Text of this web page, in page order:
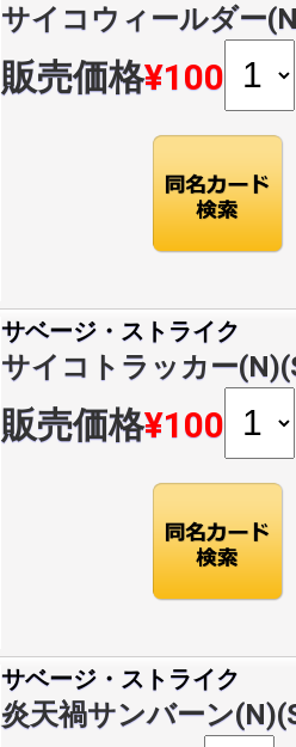
サイコウィールダー
販売価格¥100
サベージ・ストライク
サイコトラッカー
販売価格¥100
サベージ・ストライク
炎天禍サンバーン